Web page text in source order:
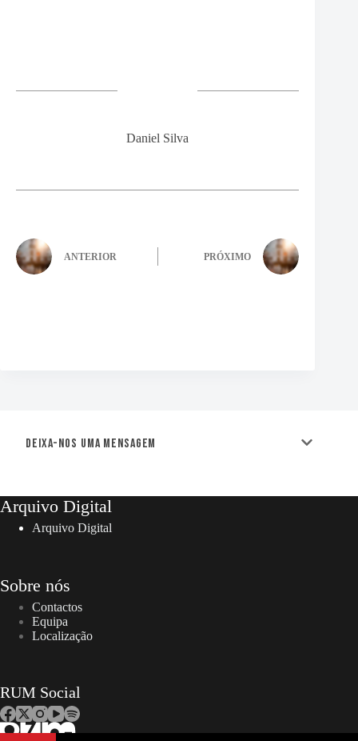
Daniel Silva
ANTERIOR PRÓXIMO
Deixa-nos uma mensagem
Arquivo Digital
Arquivo Digital
Sobre nós
Contactos
Equipa
Localização
RUM Social